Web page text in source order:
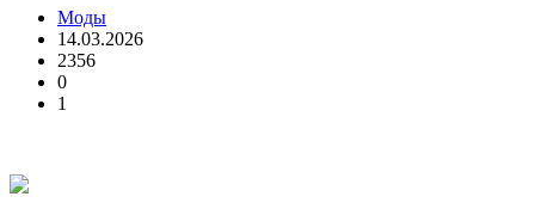
Моды
14.03.2026
2356
0
1